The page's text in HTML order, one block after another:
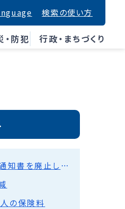
・防犯 行政・まちづくり
検索の使い方
口座再振替通知書を廃止します。
の保険料